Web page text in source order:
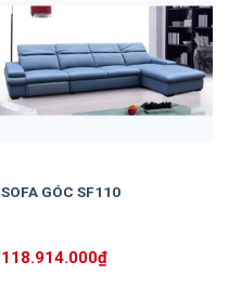
SOFA GÓC SF110
118.914.000₫